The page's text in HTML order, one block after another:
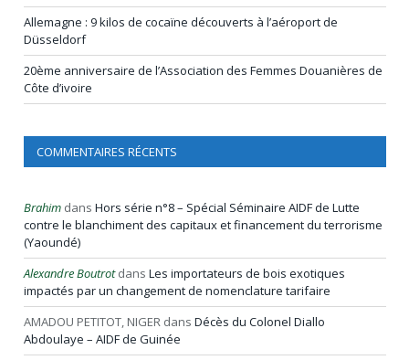
Allemagne : 9 kilos de cocaïne découverts à l’aéroport de
Düsseldorf
20ème anniversaire de l’Association des Femmes Douanières de
Côte d’ivoire
COMMENTAIRES RÉCENTS
Brahim dans Hors série n°8 – Spécial Séminaire AIDF de Lutte
contre le blanchiment des capitaux et financement du terrorisme
(Yaoundé)
Alexandre Boutrotdans Les importateurs de bois exotiques
impactés par un changement de nomenclature tarifaire
AMADOU PETITOT, NIGER dans Décès du Colonel Diallo
Abdoulaye – AIDF de Guinée